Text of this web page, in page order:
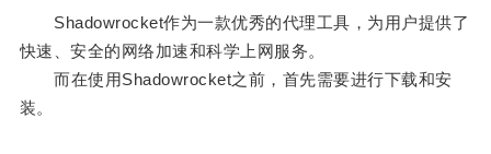
Shadowrocket作为一款优秀的代理工具，为用户提供了
快速、安全的网络加速和科学上网服务。
而在使用Shadowrocket之前，首先需要进行下载和安
装。